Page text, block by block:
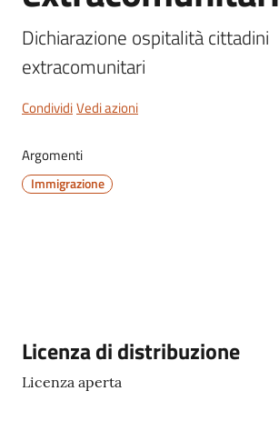
Dozza
on-
line
Seguici
su
Dichiarazione ospitalità cittadini
extracomunitari
CondividiVedi azioni
Argomenti
Immigrazione
Descrizione
Licenza di distribuzione
Licenza aperta